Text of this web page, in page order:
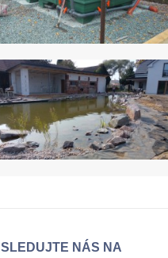
SLEDUJTE NÁS NA